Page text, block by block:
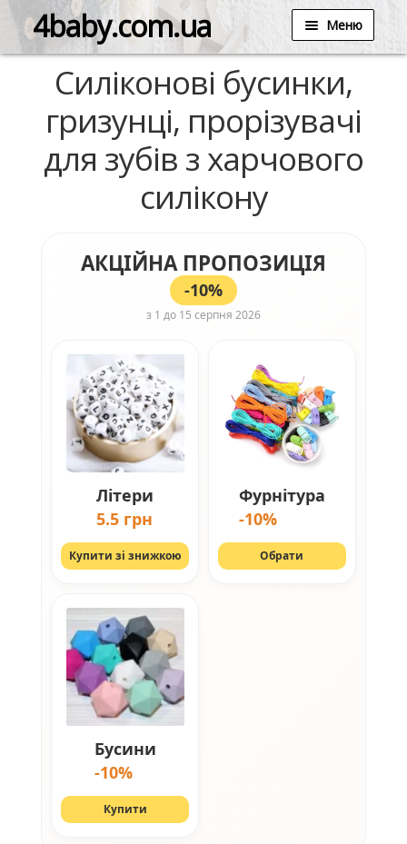
4baby.com.ua Меню
Силіконові бусинки,
гризунці, прорізувачі
для зубів з харчового
силікону
АКЦІЙНА ПРОПОЗИЦІЯ
-10%
з 1 до 15 серпня 2026
Літери
5.5 грн
Купити зі знижкою
Фурнітура
-10%
Обрати
Бусини
-10%
Купити